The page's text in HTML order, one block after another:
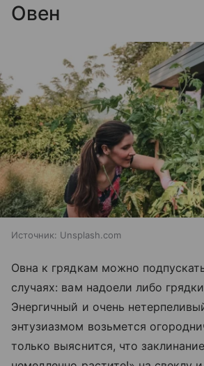
Овен
Источник: Unsplash.com
Овна к грядкам можно
случаях: вам надоели либо
Энергичный и очень
энтузиазмом возьмется
только выяснится, что